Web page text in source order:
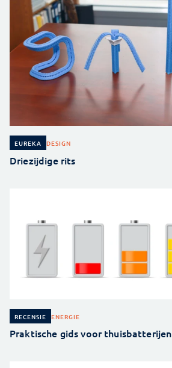
EUREKA DESIGN
Driezijdige rits
RECENSIE ENERGIE
Praktische gids voor thuisbatterijen